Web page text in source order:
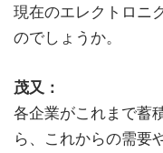
現在のエレクトロニ
のでしょうか。
茂又：
各企業がこれまで蓄
ら、これからの需要